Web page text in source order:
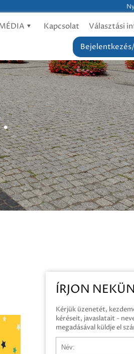
Kapcsolat Választási
ÍRJON
Kérjük üzenetét,
kéréseit, javaslatait -
megadásával küldje el